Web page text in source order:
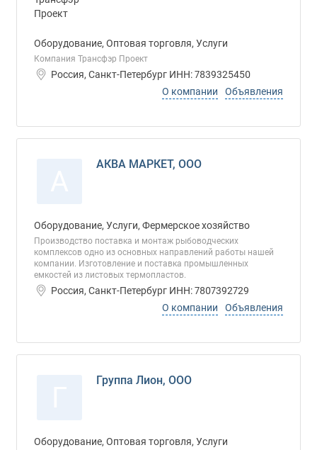
Оборудование, Оптовая торговля, Услуги
Компания Трансфэр Проект
Россия, Санкт-Петербург ИНН: 7839325450
О компании
Объявления
АКВА МАРКЕТ, ООО
Оборудование, Услуги, Фермерское хозяйство
Производство поставка и монтаж рыбоводческих
комплексов одно из основных направлений работы нашей
компании. Изготовление и поставка промышленных
емкостей из листовых термопластов.
Россия, Санкт-Петербург ИНН: 7807392729
О компании
Объявления
Группа Лион, ООО
Оборудование, Оптовая торговля, Услуги